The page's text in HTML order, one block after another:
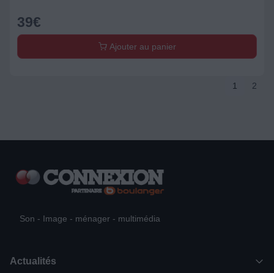
39€
Ajouter au panier
1 2
Son - Image - ménager - multimédia
Actualités